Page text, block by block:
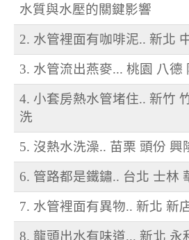
水質與水壓的關鍵影響
2. 水管裡面有咖啡泥.. 新北
3. 水管流出燕麥... 桃園 八德
4. 小套房熱水管堵住.. 新竹
洗
5. 沒熱水洗澡.. 苗栗 頭份 興
6. 管路都是鐵鏽.. 台北 士林
7. 水管裡面有異物.. 新北 新
8. 龍頭出水有味道... 新北 永